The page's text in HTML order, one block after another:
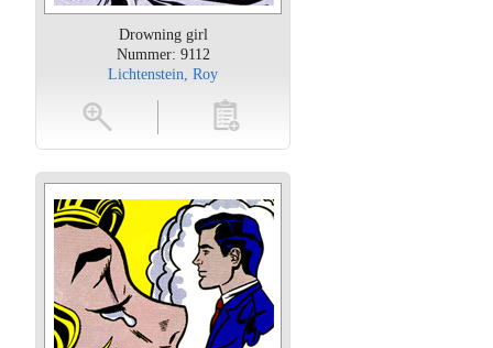
Drowning girl
Nummer: 9112
Lichtenstein, Roy
toevoegen